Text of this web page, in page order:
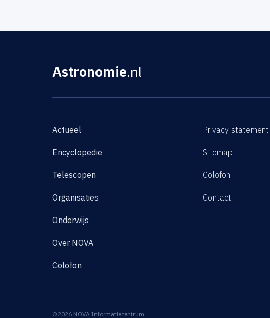
Astronomie.nl
Actueel
Encyclopedie
Telescopen
Organisaties
Onderwijs
Over NOVA
Colofon
Privacy statement
Sitemap
Colofon
Contact
©2026 NOVA Informatiecentrum